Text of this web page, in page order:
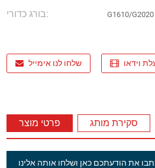
בורג כדורי: G1610/G2020
שלחו לנו אימייל וידאו
פרטי מוצר סקירת מותג
את הודעתכם כאן ושלחו אותה אלינו